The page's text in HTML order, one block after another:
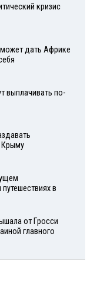
кризис
дать Африке
выплачивать по-
Крыму
в
от Гросси
главного